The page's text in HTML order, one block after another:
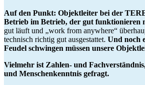
Auf den Punkt: Objektleiter bei der
Betrieb im Betrieb, der gut funktionieren
gut läuft und „work from anywhere“
technisch richtig gut ausgestattet. Und noch
Feudel schwingen müssen unsere
Vielmehr ist Zahlen- und
und Menschenkenntnis gefragt.